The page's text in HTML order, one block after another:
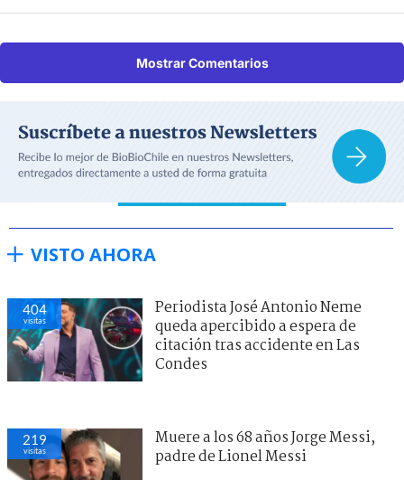
Mostrar Comentarios
VISTO AHORA
404
visitas
Periodista José Antonio Neme
queda apercibido a espera de
citación tras accidente en Las
Condes
219
visitas
Muere a los 68 años Jorge Messi,
padre de Lionel Messi